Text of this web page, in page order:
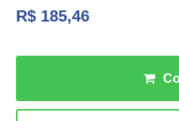
R$ 185,46